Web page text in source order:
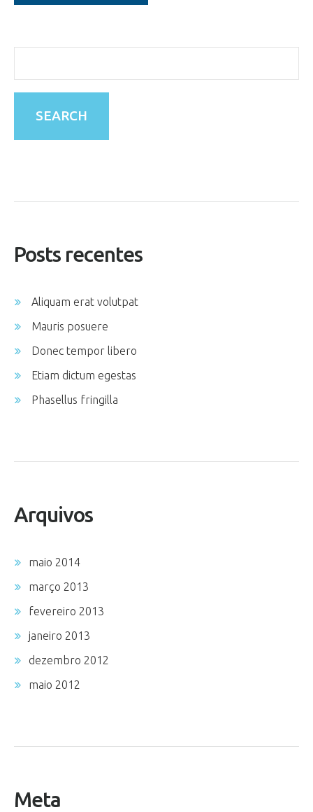
Posts recentes
Aliquam erat volutpat
Mauris posuere
Donec tempor libero
Etiam dictum egestas
Phasellus fringilla
Arquivos
maio 2014
março 2013
fevereiro 2013
janeiro 2013
dezembro 2012
maio 2012
Meta